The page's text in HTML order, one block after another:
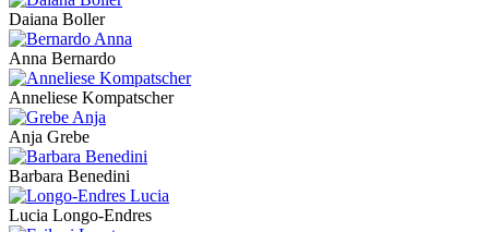
Daiana Boller
Anna Bernardo
Anneliese Kompatscher
Anja Grebe
Barbara Benedini
Lucia Longo-Endres